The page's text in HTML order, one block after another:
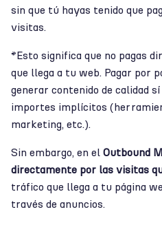
sin que tú hayas tenido que
visitas.
*Esto significa que no pagas
que llega a tu web. Pagar por
generar contenido de calidad
importes implícitos
marketing, etc.).
Sin embargo, en el Outbound
directamente por las visitas
tráfico que llega a tu página
través de anuncios.